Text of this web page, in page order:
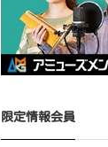
限定情報会員